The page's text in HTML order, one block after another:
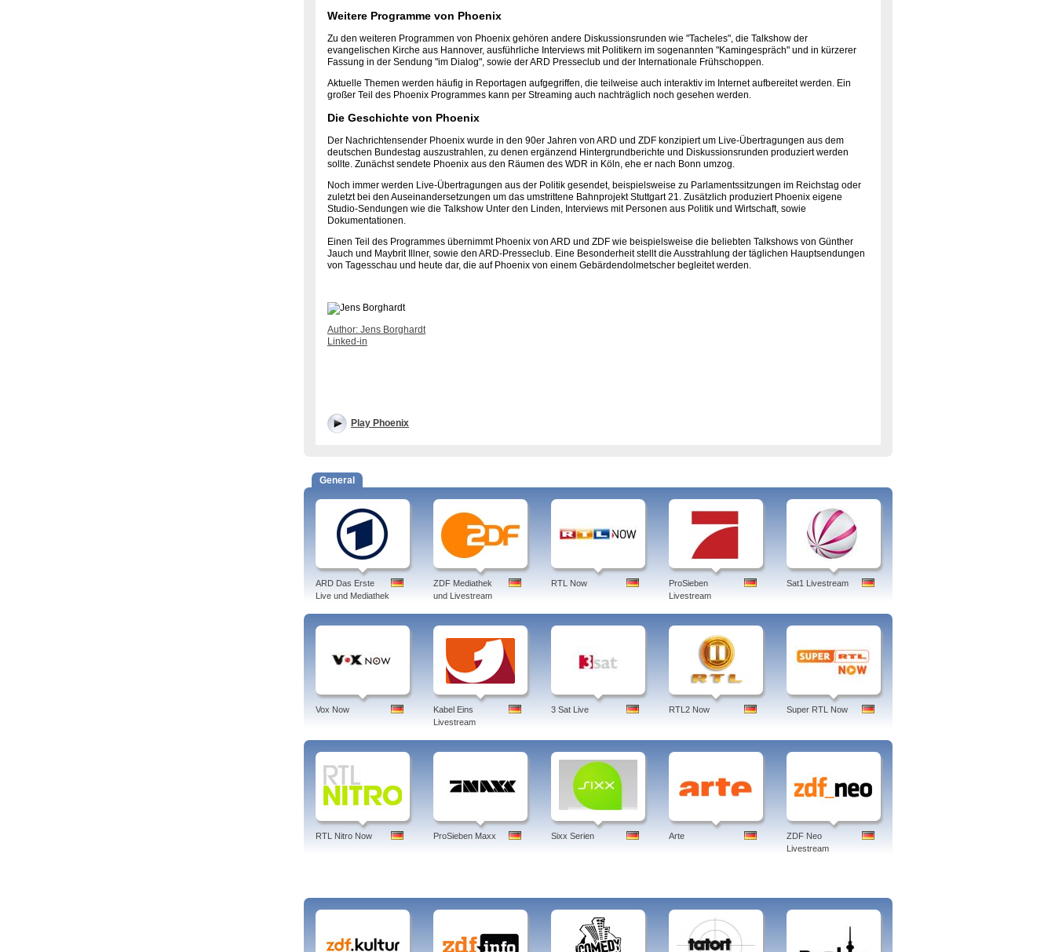
Weitere Programme von Phoenix
Zu den weiteren Programmen von Phoenix gehören andere Diskussionsrunden wie "Tacheles", die Talkshow der
evangelischen Kirche aus Hannover, ausführliche Interviews mit Politikern im sogenannten "Kamingespräch" und in kürzerer
Fassung in der Sendung "im Dialog", sowie der ARD Presseclub und der Internationale Frühschoppen.
Aktuelle Themen werden häufig in Reportagen aufgegriffen, die teilweise auch interaktiv im Internet aufbereitet werden. Ein
großer Teil des Phoenix Programmes kann per Streaming auch nachträglich noch gesehen werden.
Die Geschichte von Phoenix
Der Nachrichtensender Phoenix wurde in den 90er Jahren von ARD und ZDF konzipiert um Live-Übertragungen aus dem
deutschen Bundestag auszustrahlen, zu denen ergänzend Hintergrundberichte und Diskussionsrunden produziert werden
sollte. Zunächst sendete Phoenix aus den Räumen des WDR in Köln, ehe er nach Bonn umzog.
Noch immer werden Live-Übertragungen aus der Politik gesendet, beispielsweise zu Parlamentssitzungen im Reichstag oder
zuletzt bei den Auseinandersetzungen um das umstrittene Bahnprojekt Stuttgart 21. Zusätzlich produziert Phoenix eigene
Studio-Sendungen wie die Talkshow Unter den Linden, Interviews mit Personen aus Politik und Wirtschaft, sowie
Dokumentationen.
Einen Teil des Programmes übernimmt Phoenix von ARD und ZDF wie beispielsweise die beliebten Talkshows von Günther
Jauch und Maybrit Illner, sowie den ARD-Presseclub. Eine Besonderheit stellt die Ausstrahlung der täglichen Hauptsendungen
von Tagesschau und heute dar, die auf Phoenix von einem Gebärdendolmetscher begleitet werden.
Author: Jens Borghardt
Linked-in
Play Phoenix
General
ARD Das Erste
Live und Mediathek
ZDF Mediathek
und Livestream
RTL Now
ProSieben
Livestream
Sat1 Livestream
Vox Now
Kabel Eins
Livestream
3 Sat Live RTL2 Now Super RTL Now
RTL Nitro Now ProSieben Maxx Sixx Serien Arte
ZDF Neo
Livestream